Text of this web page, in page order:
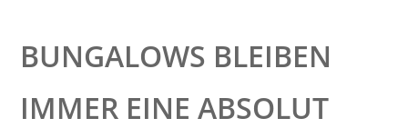
BUNGALOWS BLEIBEN
IMMER EINE ABSOLUT